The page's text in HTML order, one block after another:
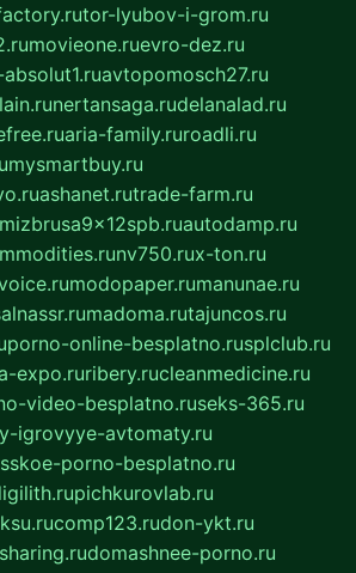
tor-lyubov-i-grom.ru
movieone.ruevro-dez.ru
avtopomosch27.ru
nertansaga.rudelanalad.ru
aria-family.ruroadli.ru
mysmartbuy.ru
ashanet.rutrade-farm.ru
autodamp.ru
nv750.rux-ton.ru
modopaper.rumanunae.ru
madoma.rutajuncos.ru
porno-online-besplatno.rusplclub.ru
expo.ruribery.rucleanmedicine.ru
video-besplatno.ruseks-365.ru
igrovyye-avtomaty.ru
porno-besplatno.ru
pichkurovlab.ru
comp123.rudon-ykt.ru
domashnee-porno.ru